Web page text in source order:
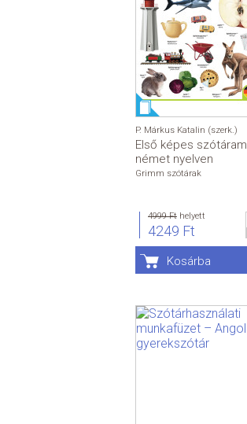
P. Márkus Katalin (szerk.)
Első képes szótáram
német nyelven
Grimm szótárak
4999 Ft helyett
4249 Ft
Kosárba